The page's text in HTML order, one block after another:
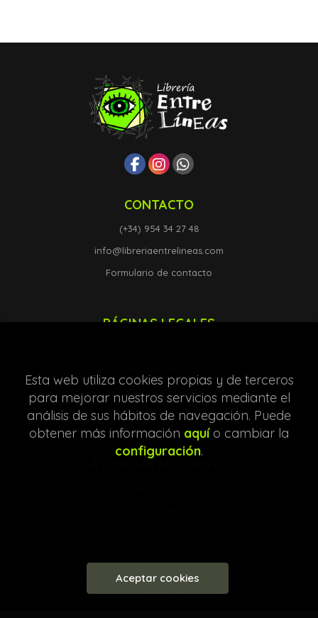
CONTACTO
(+34) 954 34 27 48
info@libreriaentrelineas.com
Formulario de contacto
PÁGINAS LEGALES
Protección de datos
Política de Cookies
ATENCIÓN AL CLIENTE
Librería Entre Líneas. Todos los Derechos
Reservados |Grupo Trevenque
Esta web utiliza cookies propias y de terceros
para mejorar nuestros servicios mediante el
análisis de sus hábitos de navegación. Puede
obtener más información aquío cambiar la
configuración.
Aceptar cookies